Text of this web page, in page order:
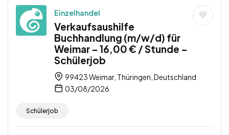
Einzelhandel
Verkaufsaushilfe
Buchhandlung (m/w/d) für
Weimar – 16,00 € / Stunde –
Schülerjob
99423 Weimar, Thüringen, Deutschland
03/08/2026
Schülerjob